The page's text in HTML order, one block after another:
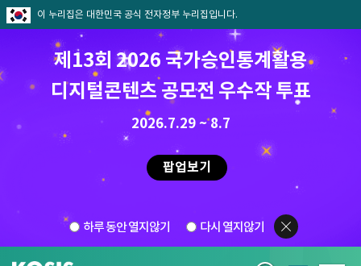
이 누리집은 대한민국 공식 전자정부 누리집입니다.
제13회 2026 국가승인통계활용
디지털콘텐츠 공모전 우수작 투표
2026.7.29 ~ 8.7
팝업보기
하루 동안 열지않기 다시 열지않기